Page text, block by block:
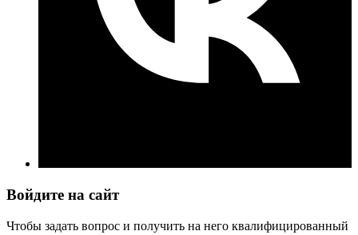
Войдите на сайт
Чтобы задать вопрос и получить на него квалифицированный